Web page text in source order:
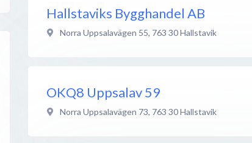
Hallstaviks Bygghandel AB
Norra Uppsalavägen 55, 763 30Hallstavik
OKQ8 Uppsalav 59
Norra Uppsalavägen 73, 763 30Hallstavik